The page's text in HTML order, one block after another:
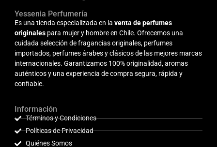
Yessenia Perfumería
Es una tienda especializada en la venta de perfumes
originales para mujer y hombre en Chile. Ofrecemos una
cuidada selección de fragancias originales, perfumes
importados, perfumes árabes y clásicos de las mejores marcas
internacionales. Garantizamos 100% originalidad, aromas
auténticos y una experiencia de compra segura, rápida y
confiable.
Información
Términos y Condiciones
Políticas de Privacidad
Quiénes Somos